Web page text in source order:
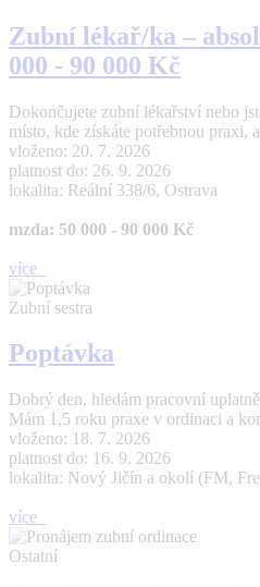
Zubní lékař/ka –
000 - 90 000 Kč
Dokončujete zubní lékařství nebo
místo, kde získáte potřebnou praxi,
vloženo: 20. 7. 2026
platnost do: 26. 9. 2026
lokalita: Reální 338/6, Ostrava
mzda: 50 000 - 90 000 Kč
více
Zubní sestra
Poptávka
Dobrý den, hledám pracovní
Mám 1,5 roku praxe v ordinaci a
vloženo: 18. 7. 2026
platnost do: 16. 9. 2026
lokalita: Nový Jičín a okolí (FM,
více
Ostatní